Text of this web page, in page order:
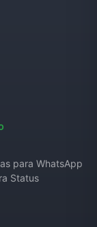
para WhatsApp
Status